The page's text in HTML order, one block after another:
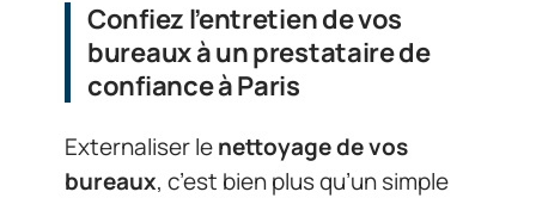
Confiez l’entretien de vos
bureaux à un prestataire de
confiance à Paris
Externaliser lenettoyage de vos
bureaux, c’est bien plus qu’un simple